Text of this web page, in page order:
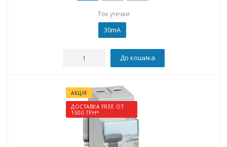
Ток утечки
30mA
До кошика
АКЦІЯ
ДОСТАВКА FREE ОТ
1500 ГРН*